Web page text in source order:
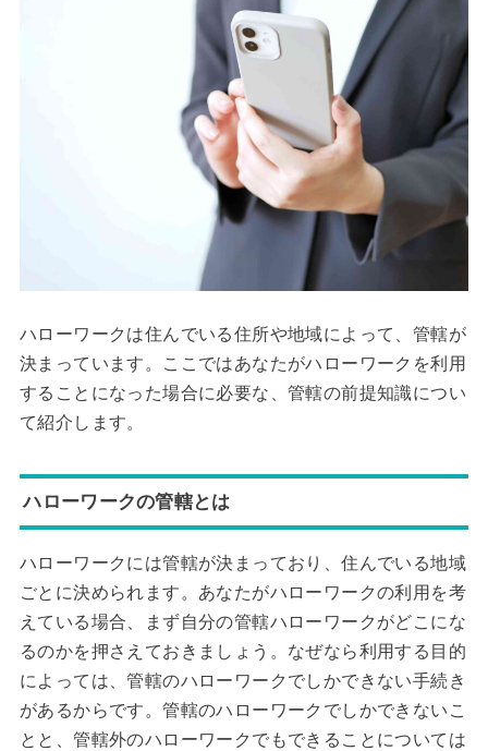
ハローワークは住んでいる住所や地域によって、管轄が
決まっています。ここではあなたがハローワークを利用
することになった場合に必要な、管轄の前提知識につい
て紹介します。
ハローワークの管轄とは
ハローワークには管轄が決まっており、住んでいる地域
ごとに決められます。あなたがハローワークの利用を考
えている場合、まず自分の管轄ハローワークがどこにな
るのかを押さえておきましょう。なぜなら利用する目的
によっては、管轄のハローワークでしかできない手続き
があるからです。管轄のハローワークでしかできないこ
とと、管轄外のハローワークでもできることについては